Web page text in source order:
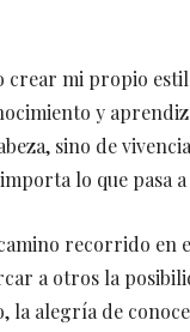
mi propio
y
sino de
lo que pasa
recorrido en
a otros la
la alegría de